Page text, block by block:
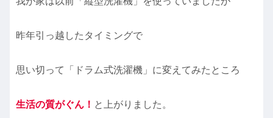
昨年引っ越したタイミングで
思い切って「ドラム式洗濯機」に変えてみたところ
生活の質がぐん！ と上がりました。